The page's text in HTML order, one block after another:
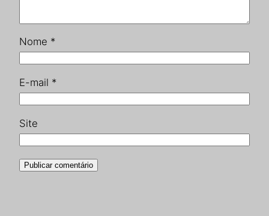
Nome *
E-mail *
Site